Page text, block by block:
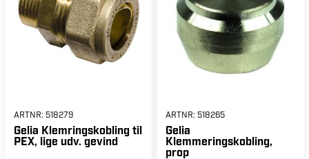
ARTNR: 518279
Gelia Klemringskobling til
PEX, lige udv. gevind
ARTNR: 518265
Gelia
Klemmeringskobling,
prop